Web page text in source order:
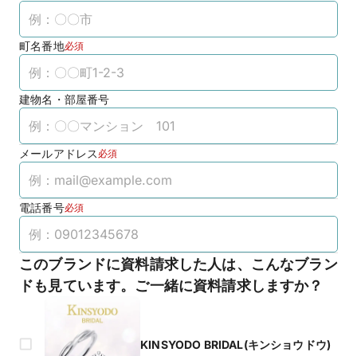
町名番地必須
建物名・部屋番号
メールアドレス 必須
電話番号必須
このブランドに資料請求した人は、こんなブラン
ドも見ています。ご一緒に資料請求しますか？
KINSYODO BRIDAL(キンショウドウ)